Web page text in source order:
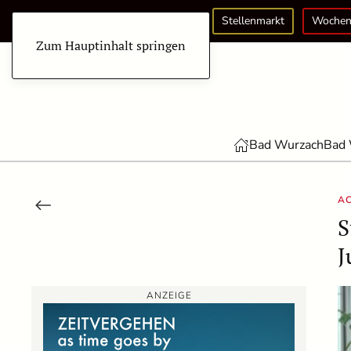
Zum Hauptinhalt springen
Stellenmarkt
Bad WurzachBad
ANZEIGE